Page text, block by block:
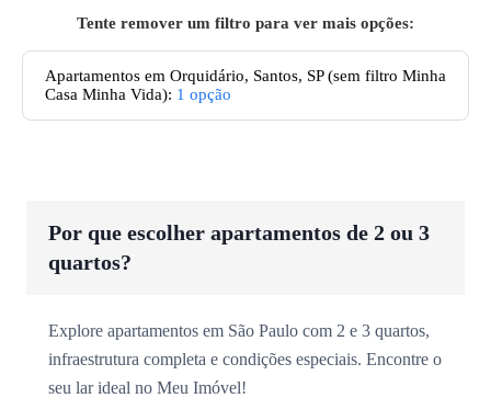
Tente remover um filtro para ver mais opções:
Apartamentos em Orquidário, Santos, SP(sem filtro Minha
Casa Minha Vida): 1 opção
Por que escolher apartamentos de 2 ou 3
quartos?
Explore apartamentos em São Paulo com 2 e 3 quartos,
infraestrutura completa e condições especiais. Encontre o
seu lar ideal no Meu Imóvel!